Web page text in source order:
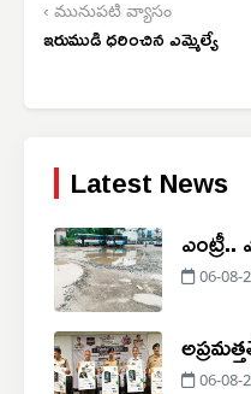
‹ మునుపటి వ్యాసం
ఇరుముడి ధరించిన ఎమ్మెల్యే
Latest News
ఎంట్రీ..
06-08-
06-08-